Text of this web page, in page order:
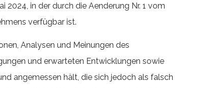
in der durch die Aenderung Nr. 1 vom
verfügbar ist.
Analysen und Meinungen des
und erwarteten Entwicklungen sowie
angemessen hält, die sich jedoch als falsch